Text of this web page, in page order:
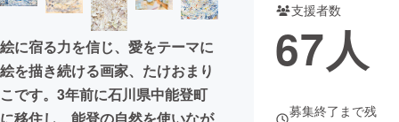
絵に宿る力を信じ、愛をテーマに
絵を描き続ける画家、たけおまり
こです。3年前に石川県中能登町
支援者数
67人
募集終了まで残